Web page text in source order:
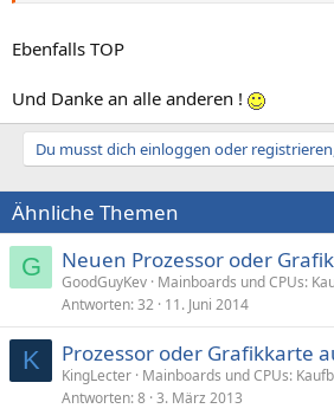
Ebenfalls TOP
Und Danke an alle anderen !
Du musst dich einloggen oder
Ähnliche Themen
G Neuen Prozessor oder
GoodGuyKev Mainboards und CPUs:
Antworten 32 11. Juni 2014
K Prozessor oder Grafikkarte
KingLecter Mainboards und CPUs:
Antworten 8 3. März 2013